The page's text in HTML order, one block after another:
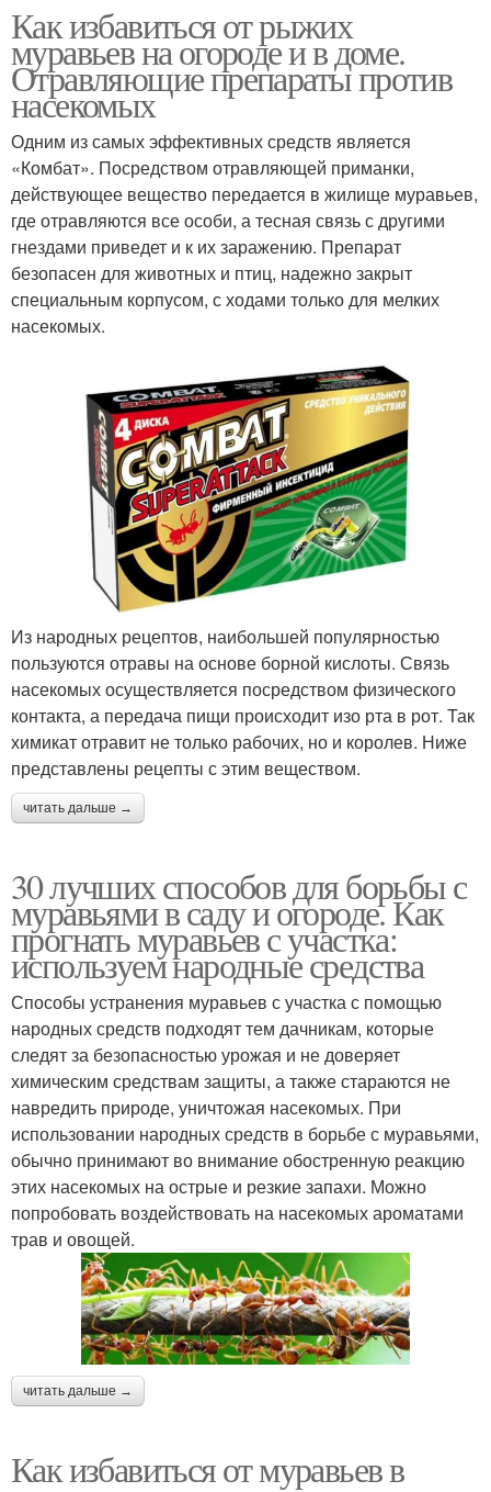
Как избавиться от рыжих
муравьев на огороде и в доме.
Отравляющие препараты против
насекомых
Одним из самых эффективных средств является
«Комбат». Посредством отравляющей приманки,
действующее вещество передается в жилище муравьев,
где отравляются все особи, а тесная связь с другими
гнездами приведет и к их заражению. Препарат
безопасен для животных и птиц, надежно закрыт
специальным корпусом, с ходами только для мелких
насекомых.
Из народных рецептов, наибольшей популярностью
пользуются отравы на основе борной кислоты. Связь
насекомых осуществляется посредством физического
контакта, а передача пищи происходит изо рта в рот. Так
химикат отравит не только рабочих, но и королев. Ниже
представлены рецепты с этим веществом.
читать дальше →
30 лучших способов для борьбы с
муравьями в саду и огороде. Как
прогнать муравьев с участка:
используем народные средства
Способы устранения муравьев с участка с помощью
народных средств подходят тем дачникам, которые
следят за безопасностью урожая и не доверяет
химическим средствам защиты, а также стараются не
навредить природе, уничтожая насекомых. При
использовании народных средств в борьбе с муравьями,
обычно принимают во внимание обостренную реакцию
этих насекомых на острые и резкие запахи. Можно
попробовать воздействовать на насекомых ароматами
трав и овощей.
читать дальше →
Как избавиться от муравьев в